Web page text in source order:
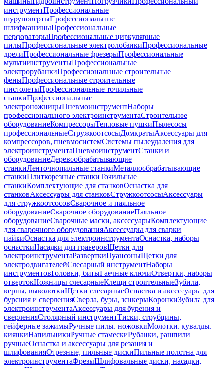
инструментПрофессиональные
шуруповертыПрофессиональные
шлифмашиныПрофессиональные
перфораторыПрофессиональные циркулярные
пилыПрофессиональные электролобзикиПрофессиональные
дрелиПрофессиональные фрезерыПрофессиональные
мультиинструментыПрофессиональные
электрорубанкиПрофессиональные строительные
феныПрофессиональные строительные
пистолетыПрофессиональные точильные
станкиПрофессиональные
электроножницыПневмоинструментНаборы
профессионального электроинструментаСтроительное
оборудованиеКомпрессорыТепловые пушкиПылесосы
профессиональныеСтружкоотсосыДомкратыАксессуары для
компрессоров, пневмосистемСистемы пылеудаления для
электроинструментаПневмоинструментСтанки и
оборудованиеДеревообрабатывающие
станкиЛенточнопильные станкиМеталлообрабатывающие
станкиПлиткорезные станкиТочильные
станкиКомплектующие для станковОснастка для
станковАксессуары для станковСтружкоотсосыАксессуары
для стружкоотсосовСварочное и паяльное
оборудованиеСварочное оборудованиеПаяльное
оборудованиеСварочные маски, аксессуарыКомплектующие
для сварочного оборудованияАксессуары для сварки,
пайкиОснастка для электроинструментаОснастка, наборы
оснасткиНасадки для граверовЩетки для
электроинструментаРазверткиПуансоныЩетки для
электродвигателейСлесарный инструментНаборы
инструментовГоловки, битыГаечные ключиОтвертки, наборы
отвертокНожницы слесарныеКлещи строительныеЗубила,
керны, выколоткиЩетки слесарныеОснастка и аксессуары для
бурения и сверленияСверла, буры, зенкерыКоронкиЗубила для
электроинструментаАксессуары для бурения и
сверленияСтолярный инструментТиски, струбцины,
гейферные зажимыРучные пилы, ножовкиМолотки, кувалды,
киянкиНапильникиРучные стамескиРубанки, рашпили
ручныеОснастка и аксессуары для резания и
шлифованияОтрезные, пильные дискиПильные полотна для
электроинструментаФрезыШлифовальные диски, насадки,